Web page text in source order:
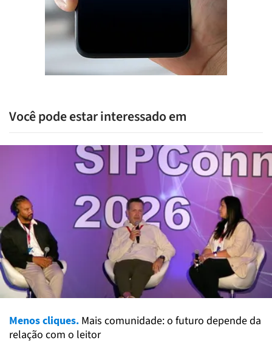
Você pode estar interessado em
Menos cliques. Mais comunidade: o futuro depende da
relação com o leitor